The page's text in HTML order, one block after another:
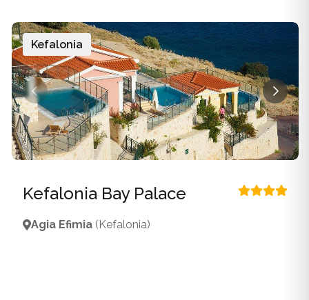
Kefalonia
Kefalonia Bay Palace
Agia Efimia (Kefalonia)